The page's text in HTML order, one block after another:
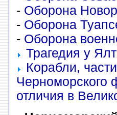
- Оборона
- Оборона
- Оборона
Трагедия у
Корабли,
Черноморского
отличия в